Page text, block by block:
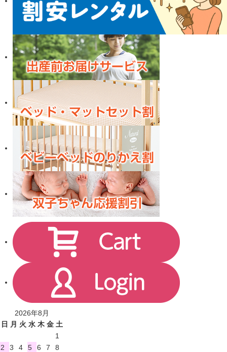
2026年8月
日
月 火 水 木 金 土
1
2
3 4 5 6 7 8